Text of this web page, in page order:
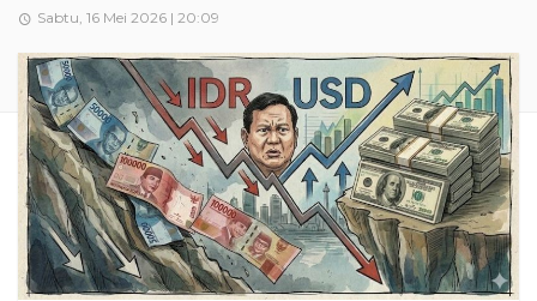
Sabtu, 16 Mei 2026 | 20:09